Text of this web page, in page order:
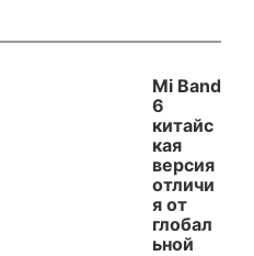
Mi Band
6
китайс
кая
версия
отличи
я от
глобал
ьной